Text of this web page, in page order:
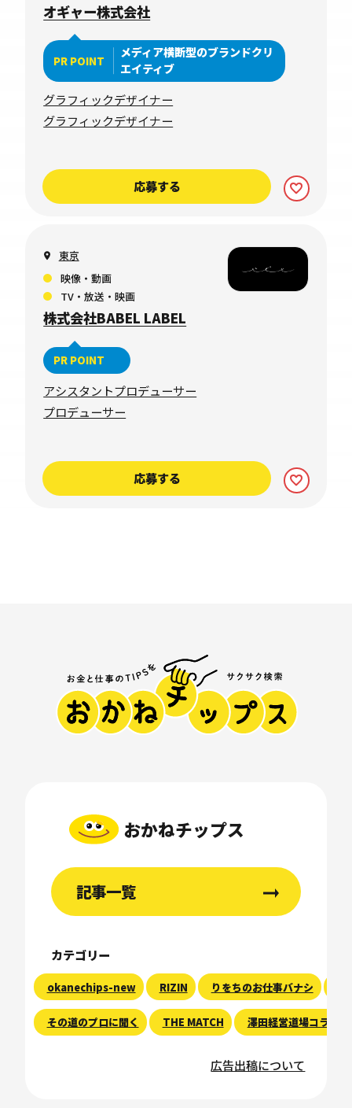
オギャー株式会社
PR POINT
メディア横断型のブランドクリ
エイティブ
グラフィックデザイナー
グラフィックデザイナー
応募する
東京
映像・動画
TV・放送・映画
株式会社BABEL LABEL
PR POINT
アシスタントプロデューサー
プロデューサー
応募する
おかねチップス
記事一覧
カテゴリー
okanechips-new RIZIN りをちのお仕事バナシ
その道のプロに聞く THE MATCH 澤田経営道場コラム
広告出稿について